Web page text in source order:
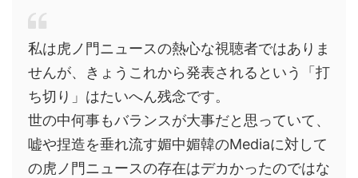
私は虎ノ門ニュースの熱心な視聴者ではありま
せんが、きょうこれから発表されるという「打
ち切り」はたいへん残念です。
世の中何事もバランスが大事だと思っていて、
嘘や捏造を垂れ流す媚中媚韓のMediaに対して
の虎ノ門ニュースの存在はデカかったのではな